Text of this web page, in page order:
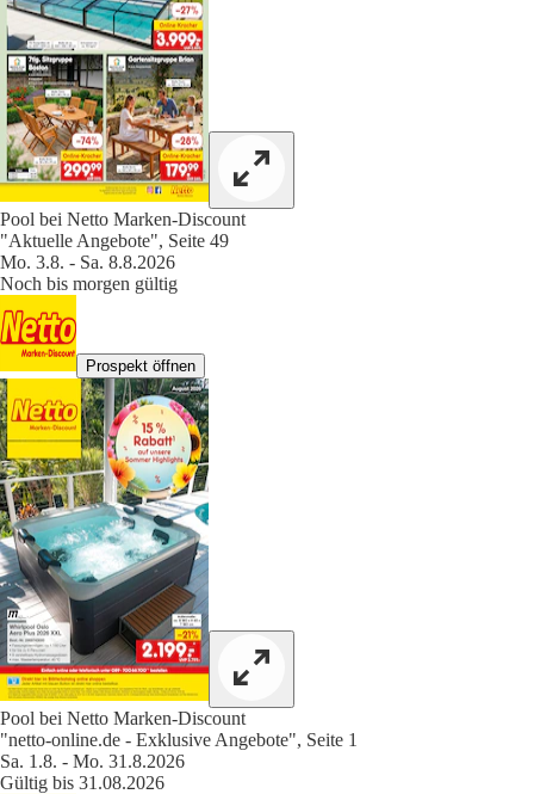
Pool bei Netto Marken-Discount
"Aktuelle Angebote", Seite 49
Mo. 3.8. - Sa. 8.8.2026
Noch bis morgen gültig
Prospekt öffnen
Pool bei Netto Marken-Discount
"netto-online.de - Exklusive Angebote", Seite 1
Sa. 1.8. - Mo. 31.8.2026
Gültig bis 31.08.2026